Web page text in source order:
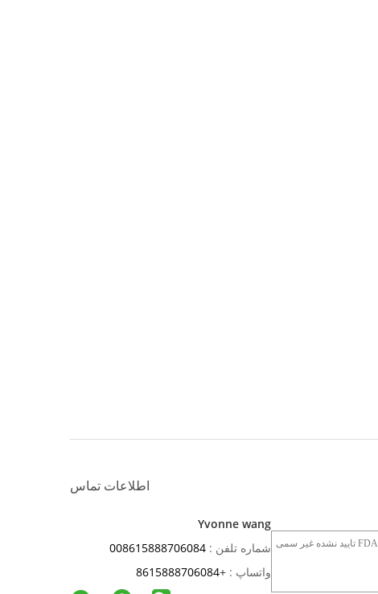
اطلاعات تماس
Yvonne wang
شماره تلفن : 008615888706084
واتساپ : +
8615888706084